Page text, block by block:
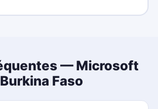
— Microsoft
Faso